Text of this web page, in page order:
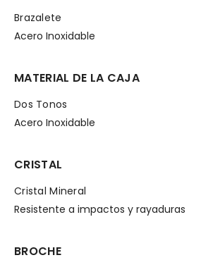
Brazalete
Acero Inoxidable
MATERIAL DE LA CAJA
Dos Tonos
Acero Inoxidable
CRISTAL
Cristal Mineral
Resistente a impactos y rayaduras
BROCHE